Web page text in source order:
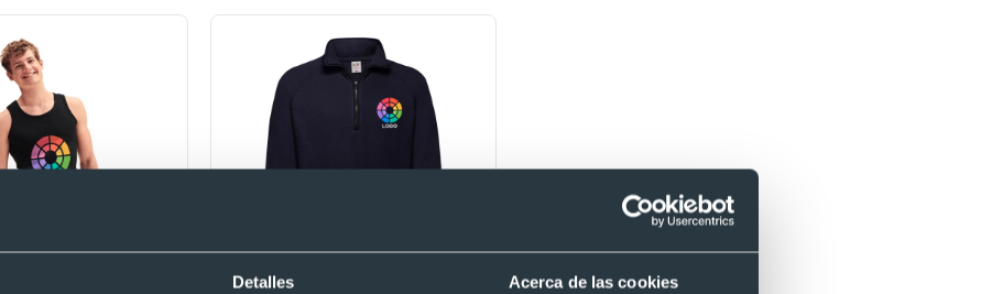
Detalles Acerca de las cookies